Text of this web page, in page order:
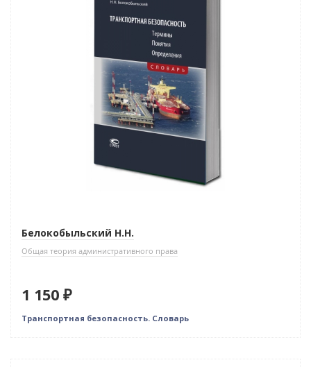
Белокобыльский Н.Н.
Общая теория административного права
1 150 ₽
Транспортная безопасность. Словарь